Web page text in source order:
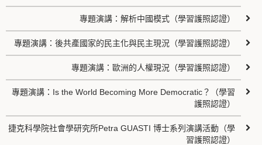
專題演講：解析中國模式（學習護照認證）
專題演講：後共產國家的民主化與民主現況（學習護照認證）
專題演講：歐洲的人權現況（學習護照認證）
專題演講：Is the World Becoming More Democratic？（學習
護照認證）
捷克科學院社會學研究所Petra GUASTI 博士系列演講活動（學
習護照認證）